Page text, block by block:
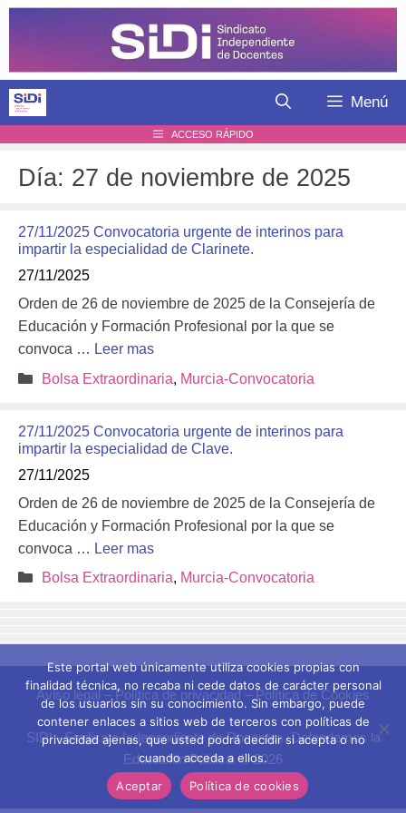
Saltar
Menú
ACCESO RÁPIDO
Día: 27 de noviembre de 2025
27/11/2025 Convocatoria urgente de interinos para
impartir la especialidad de Clarinete.
27/11/2025
Orden de 26 de noviembre de 2025 de la Consejería de
Educación y Formación Profesional por la que se
convoca … Leer mas
Categorías
Bolsa Extraordinaria, Murcia-Convocatoria
27/11/2025 Convocatoria urgente de interinos para
impartir la especialidad de Clave.
27/11/2025
Orden de 26 de noviembre de 2025 de la Consejería de
Educación y Formación Profesional por la que se
convoca … Leer mas
Categorías
Bolsa Extraordinaria, Murcia-Convocatoria
Aviso legal–Política de privacidad–Política de Cookies
SIDI - Sindicato Independiente de Docentes. Defendemos la
Educación Pública. © 2026
Este portal web únicamente utiliza cookies propias con
finalidad técnica, no recaba ni cede datos de carácter personal
de los usuarios sin su conocimiento. Sin embargo, puede
contener enlaces a sitios web de terceros con políticas de
privacidad ajenas, que usted podrá decidir si acepta o no
cuando acceda a ellos.
Aceptar
Política de cookies